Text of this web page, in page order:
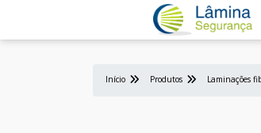
Início Produtos Laminações